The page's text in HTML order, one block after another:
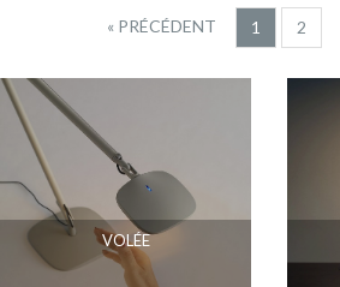
« PRÉCÉDENT 1 2
VOLÉE